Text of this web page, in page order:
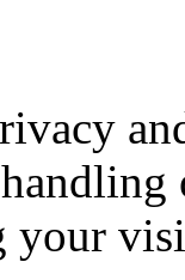
your